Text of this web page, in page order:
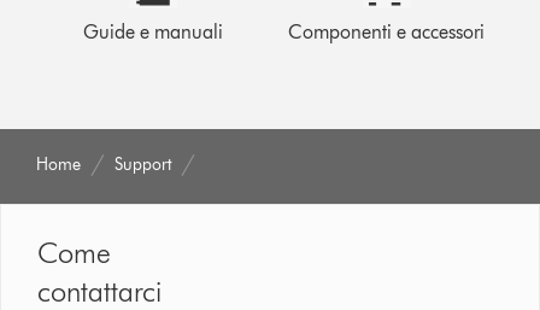
Guide e manuali Componenti e accessori
Home Support
Come
contattarci